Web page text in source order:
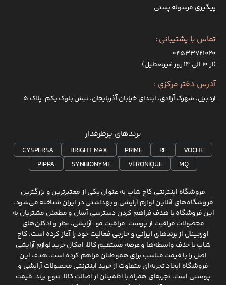
پیگیری مرسوله پستی
تماس با پشتیبانی :
۰۴۵۳۳۷۲۱۰۲۰
(از ۱۰ الی ۱۴ روز غیرتعطیل)
آدرس دفتر مرکزی :
اردبیل، شهرک آزادی، ابتدای خیابان آذربایجان، نبش بلوک یکم، پلاک 5
برندهای پرطرفدار
VOCHE
RF
PRIME
BRIGHT MAX
CYSPERSA
MQ
VERONIQUE
SYNBIONYME
PIPPA
فروشگاه اینترنتی کاج شاپ به عنوان یکی از معتبرترین و بزرگترین
فروشگاه‌های آنلاین لوازم آرایشی و بهداشتی در ایران شناخته می‌شود.
این فروشگاه با هدف فراهم کردن دسترسی آسان و مطمئن مشتریان به
محصولات مراقبت از پوست، مراقبت مو، آرایشی، عطر و ادکلن‌های
اورجینال از برندهای ایرانی و خارجی فعالیت خود را آغاز کرده است. کاج
شاپ با حذف واسطه‌ها و عرضه مستقیم کالا، امکان خرید لوازم آرایشی
اصل را با قیمت مناسب برای هموطنان فراهم کرده است. هدف این
فروشگاه ایجاد تجربه‌ای متفاوت از خرید اینترنتی محصولات آرایشی و
پوستی است؛ تجربه‌ای همراه با اطمینان از اصالت کالا، تنوع برند، قیمت